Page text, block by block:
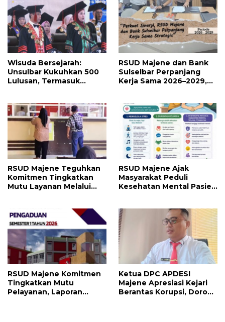
Wisuda Bersejarah:
Unsulbar Kukuhkan 500
Lulusan, Termasuk
RSUD Majene dan Bank
Sulselbar Perpanjang
Kerja Sama 2026–2029,
Perbankan
RSUD Majene Teguhkan
Komitmen Tingkatkan
Mutu Layanan Melalui
RSUD Majene Ajak
Masyarakat Peduli
Kesehatan Mental Pasien
RSUD Majene Komitmen
Tingkatkan Mutu
Pelayanan, Laporan
Ketua DPC APDESI
Majene Apresiasi Kejari
Berantas Korupsi, Dorong